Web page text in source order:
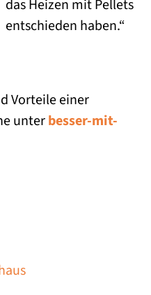
das Heizen mit Pellets
entschieden haben.“
Vorteile einer
unterbesser-mit-